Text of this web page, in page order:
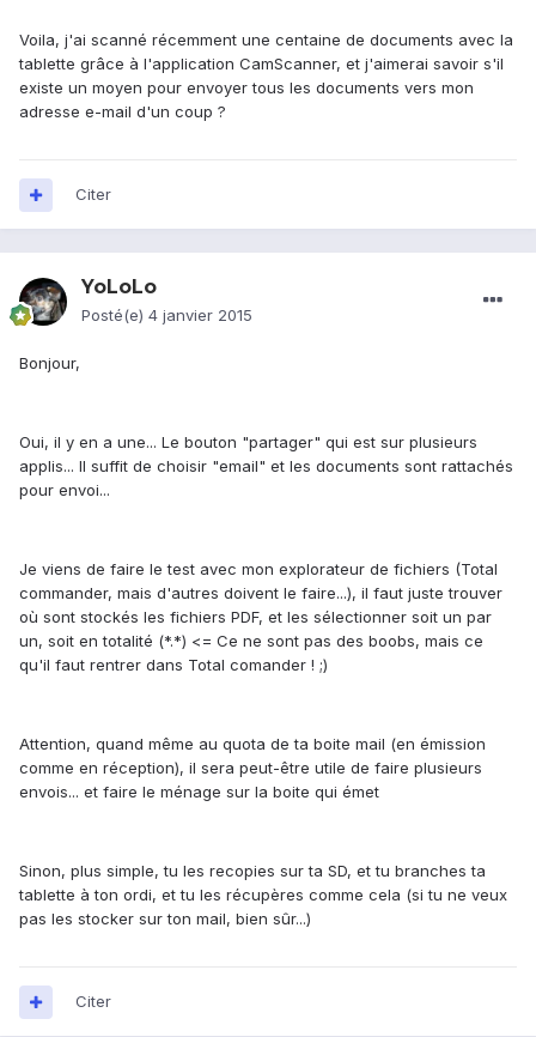
Voila, j'ai scanné récemment une centaine de documents avec la
tablette grâce à l'application CamScanner, et j'aimerai savoir s'il
existe un moyen pour envoyer tous les documents vers mon
adresse e-mail d'un coup ?
Citer
YoLoLo
Posté(e) 4 janvier 2015
Bonjour,
Oui, il y en a une... Le bouton "partager" qui est sur plusieurs
applis... Il suffit de choisir "email" et les documents sont rattachés
pour envoi...
Je viens de faire le test avec mon explorateur de fichiers (Total
commander, mais d'autres doivent le faire...), il faut juste trouver
où sont stockés les fichiers PDF, et les sélectionner soit un par
un, soit en totalité (*.*) <= Ce ne sont pas des boobs, mais ce
qu'il faut rentrer dans Total comander ! ;)
Attention, quand même au quota de ta boite mail (en émission
comme en réception), il sera peut-être utile de faire plusieurs
envois... et faire le ménage sur la boite qui émet
Sinon, plus simple, tu les recopies sur ta SD, et tu branches ta
tablette à ton ordi, et tu les récupères comme cela (si tu ne veux
pas les stocker sur ton mail, bien sûr...)
Citer